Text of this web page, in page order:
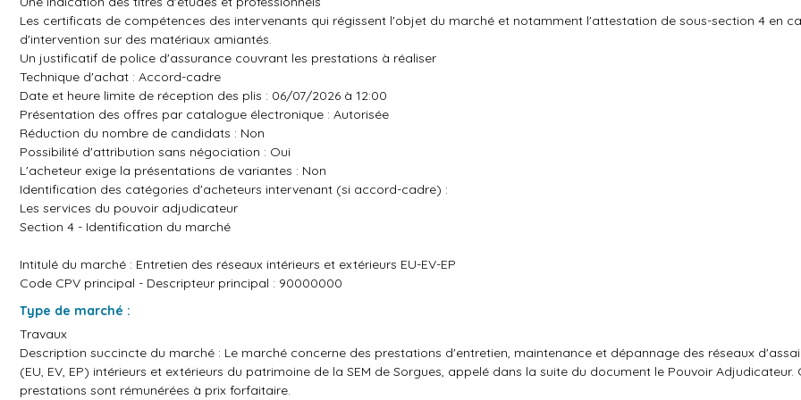
Les certificats de compétences des intervenants qui régissent l'objet du marché et notamment l'attestation de sous-section 4 en
d'intervention sur des matériaux amiantés.
Un justificatif de police d'assurance couvrant les prestations à réaliser
Technique d'achat : Accord-cadre
Date et heure limite de réception des plis : 06/07/2026 à 12:00
Présentation des offres par catalogue électronique : Autorisée
Réduction du nombre de candidats : Non
Possibilité d'attribution sans négociation : Oui
L'acheteur exige la présentations de variantes : Non
Identification des catégories d'acheteurs intervenant (si accord-cadre) :
Les services du pouvoir adjudicateur
Section 4 - Identification du marché
Intitulé du marché : Entretien des réseaux intérieurs et extérieurs EU-EV-EP
Code CPV principal - Descripteur principal : 90000000
Type de marché :
Travaux
Description succincte du marché : Le marché concerne des prestations d'entretien, maintenance et dépannage des réseaux
(EU, EV, EP) intérieurs et extérieurs du patrimoine de la SEM de Sorgues, appelé dans la suite du document le Pouvoir Adjudicateur.
prestations sont rémunérées à prix forfaitaire.